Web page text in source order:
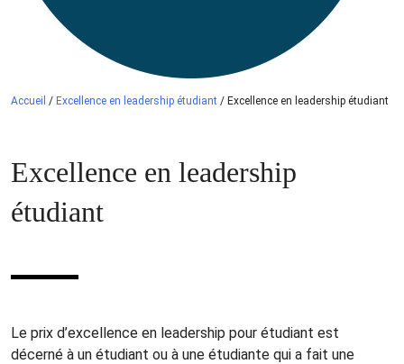
Accueil / Excellence en leadership étudiant / Excellence en leadership étudiant
Excellence en leadership
étudiant
Le prix d’excellence en leadership pour étudiant est
décerné à un étudiant ou à une étudiante qui a fait une